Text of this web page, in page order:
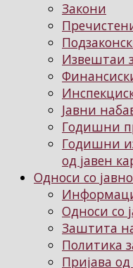
Закони
Извештаи
Јавни
Годишни
Годишни
од јавен
Односи со
Односи со
Заштита
Политика
Пријава